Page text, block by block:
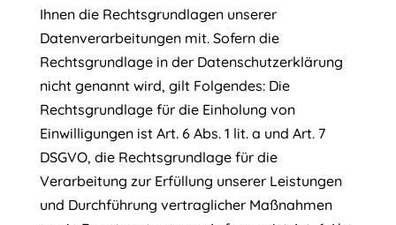
Ihnen die Rechtsgrundlagen unserer
Datenverarbeitungen mit. Sofern die
Rechtsgrundlage in der Datenschutzerklärung
nicht genannt wird, gilt Folgendes: Die
Rechtsgrundlage für die Einholung von
Einwilligungen ist Art. 6 Abs. 1 lit. a und Art. 7
DSGVO, die Rechtsgrundlage für die
Verarbeitung zur Erfüllung unserer Leistungen
und Durchführung vertraglicher Maßnahmen